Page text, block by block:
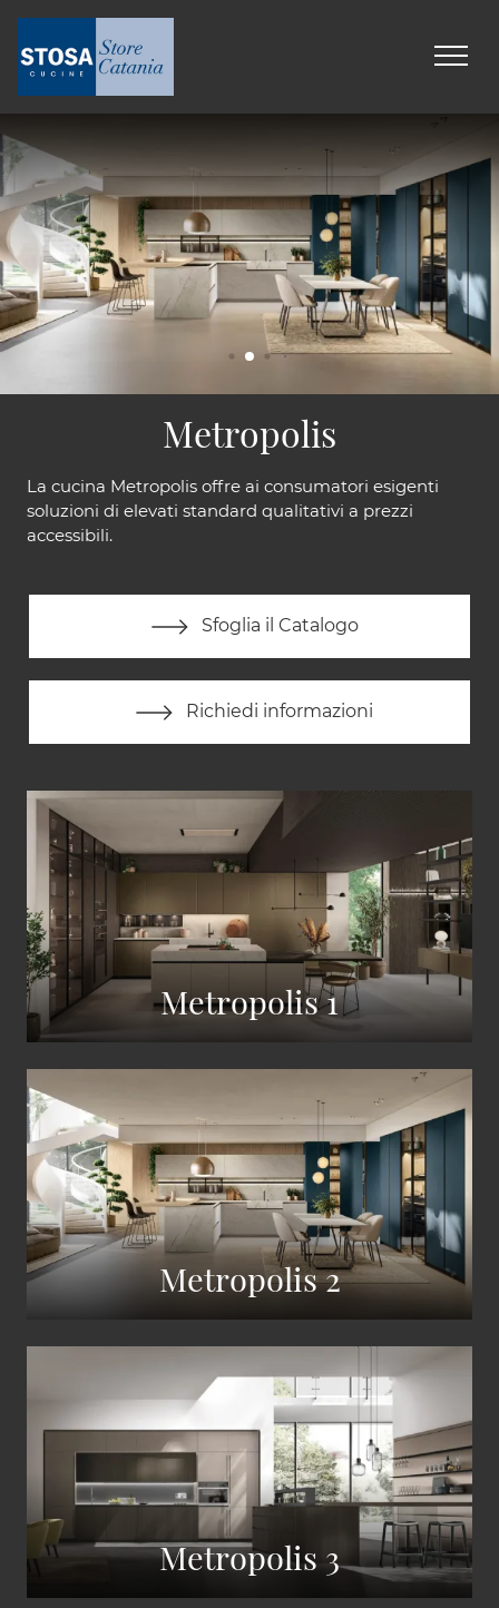
Metropolis 1
Metropolis 2
Metropolis 3
Metropolis
La cucina Metropolis offre ai consumatori esigenti
soluzioni di elevati standard qualitativi a prezzi
accessibili.
Sfoglia il Catalogo
Richiedi informazioni